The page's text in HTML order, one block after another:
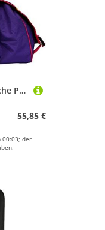
Sport Tent-Reitstiefeltasche Professionelle Stiefeltasche mit helmfach Helmtasche Kombitasche Reitstiefel Reittasche (Lila)
55,85 €
00:03; der